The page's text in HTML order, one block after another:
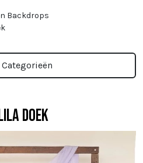
Backdrops
doek